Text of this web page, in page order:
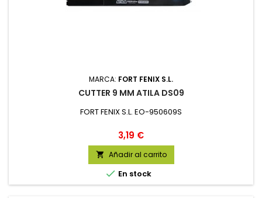
MARCA: FORT FENIX S.L.
CUTTER 9 MM ATILA DS09
FORT FENIX S.L. EO-950609S
Precio
3,19 €
 Añadir al carrito
 En stock